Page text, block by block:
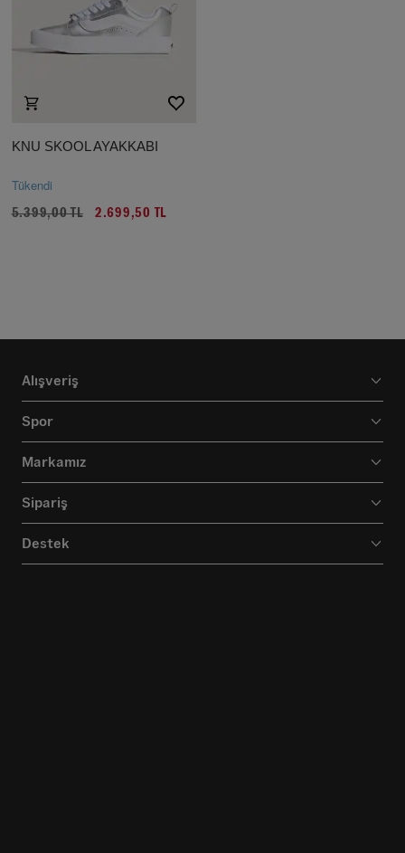
KNU SKOOL AYAKKABI
Tükendi
5.399,00 TL 2.699,50 TL
Alışveriş
Spor
Markamız
Sipariş
Destek